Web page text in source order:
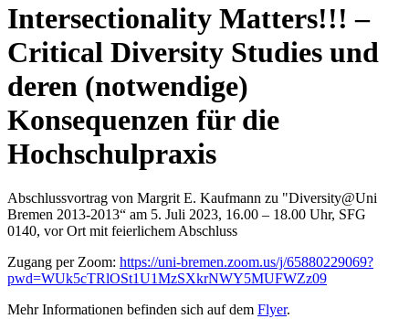
Intersectionality Matters!!! –
Critical Diversity Studies und
deren (notwendige)
Konsequenzen für die
Hochschulpraxis
Abschlussvortrag von Margrit E. Kaufmann zu "Diversity@Uni
Bremen 2013-2013“ am 5. Juli 2023, 16.00 – 18.00 Uhr, SFG
0140, vor Ort mit feierlichem Abschluss
Zugang per Zoom: https://uni-bremen.zoom.us/j/65880229069?
pwd=WUk5cTRlOSt1U1MzSXkrNWY5MUFWZz09
Mehr Informationen befinden sich auf dem Flyer.